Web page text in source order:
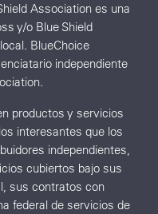
Association es una
y/o Blue Shield
BlueChoice
independiente
productos y servicios
interesantes que los
independientes,
cubiertos bajo sus
sus contratos con
federal de servicios de